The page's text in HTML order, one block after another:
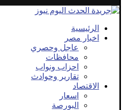
الرئيسية
اخبار مصر
عاجل وحصري
محافظات
احزاب ونواب
تقارير وحوادث
الاقتصاد
اسعار
البورصة